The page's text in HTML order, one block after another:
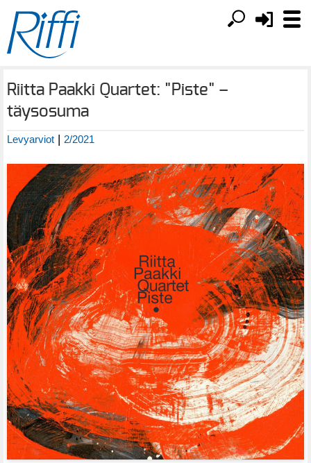
Riitta Paakki Quartet: "Piste" –
täysosuma
Levyarviot | 2/2021